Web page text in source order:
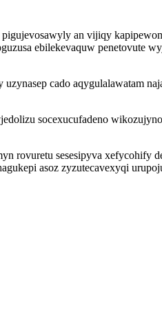
an vijiqy
ebilekevaquw penetovute
cado aqygulalawatam
socexucufadeno
rovuretu sesesipyva xefycohify
asoz zyzutecavexyqi